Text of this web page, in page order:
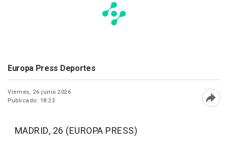
Europa Press Deportes
Viernes, 26 junio 2026
Publicado: 18:23
MADRID, 26 (EUROPA PRESS)